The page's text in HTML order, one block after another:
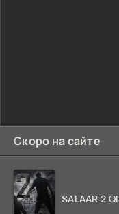
Скоро на сайте